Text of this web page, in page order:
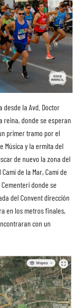
desde la Avd. Doctor
reina, donde se esperan
primer tramo por el
Música y la ermita del
de nuevo la zona del
de la Mar, Camí de
donde se
del Convent dirección
en los metros finales,
con un